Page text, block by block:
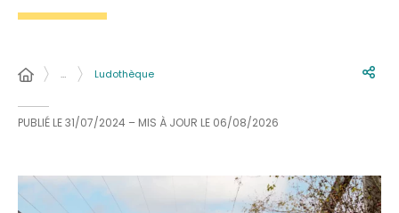
… Ludothèque
PUBLIÉ LE31/07/2024 – MIS À JOUR LE 06/08/2026